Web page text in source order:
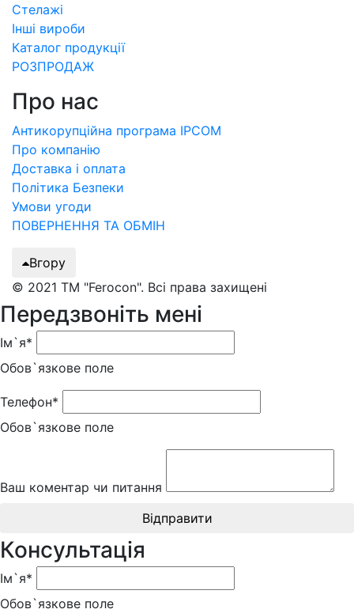
Стелажі
Інші вироби
Каталог продукції
РОЗПРОДАЖ
Про нас
Антикорупційна програма IPCOM
Про компанію
Доставка і оплата
Політика Безпеки
Умови угоди
ПОВЕРНЕННЯ ТА ОБМІН
Вгору
© 2021 ТМ "Ferocon". Всі права захищені
Передзвоніть мені
Ім`я*
Обов`язкове поле
Телефон*
Обов`язкове поле
Ваш коментар чи питання
Відправити
Консультація
Ім`я*
Обов`язкове поле